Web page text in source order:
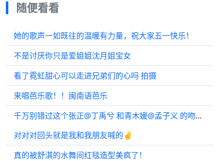
随便看看
她的歌声一如既往的温暖有力量，祝大家五一快乐！
不是讨厌你只是爱姐姐沈月姐宝女
看了霓虹甜心可以走进兄弟们的心吗 拍摄
来唱芭乐歌！！闽南语芭乐
千万别错过这个张正@丁禹兮 和青木媛@孟子义 的吻戏reaction啊
对对对回头就是我和我朋友喊的✌️
真的被舒淇的水舞间红毯造型美疯了！